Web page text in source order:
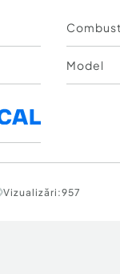
Model
Vizualizări:957